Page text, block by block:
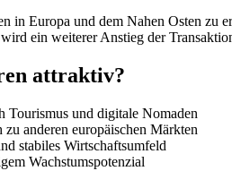
in Europa und dem Nahen Osten
ein weiterer Anstieg der
attraktiv?
Tourismus und digitale Nomaden
zu anderen europäischen Märkten
stabiles Wirtschaftsumfeld
Wachstumspotenzial